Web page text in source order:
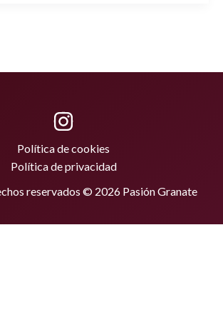
Política de cookies
Política de privacidad
reservados © 2026 Pasión Granate